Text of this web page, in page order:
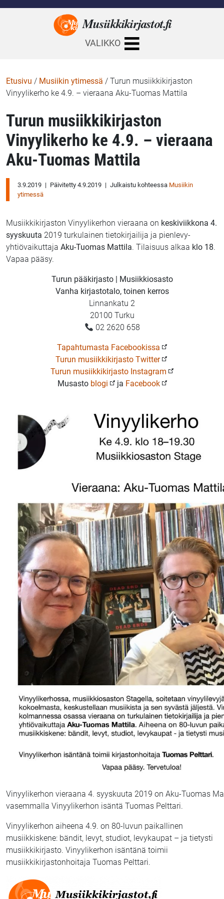
Musiikkikirjastot.fi
VALIKKO
Etusivu / Musiikin ytimessä / Turun musiikkikirjaston
Vinyylikerho ke 4.9. – vieraana Aku-Tuomas Mattila
Turun musiikkikirjaston
Vinyylikerho ke 4.9. – vieraana
Aku-Tuomas Mattila
3.9.2019 | Päivitetty 4.9.2019 | Julkaistu kohteessa Musiikin
ytimessä
Musiikkikirjaston Vinyylikerhon vieraana on keskiviikkona 4.
syyskuuta 2019 turkulainen tietokirjailija ja pienlevy-
yhtiövaikuttaja Aku-Tuomas Mattila. Tilaisuus alkaa klo 18.
Vapaa pääsy.
Turun pääkirjasto | Musiikkiosasto
Vanha kirjastotalo, toinen kerros
Linnankatu 2
20100 Turku
02 2620 658
Tapahtumasta Facebookissa
Turun musiikkikirjasto Twitter
Turun musiikkikirjasto Instagram
Musasto blogi ja Facebook
Vinyylikerhon vieraana 4. syyskuuta 2019 on Aku-Tuomas
vasemmalla Vinyylikerhon isäntä Tuomas Pelttari.
Vinyylikerhon aiheena 4.9. on 80-luvun paikallinen
musiikkiskene: bändit, levyt, studiot, levykaupat – ja tietysti
musiikkikirjasto. Vinyylikerhon isäntänä toimii
musiikkikirjastonhoitaja Tuomas Pelttari.